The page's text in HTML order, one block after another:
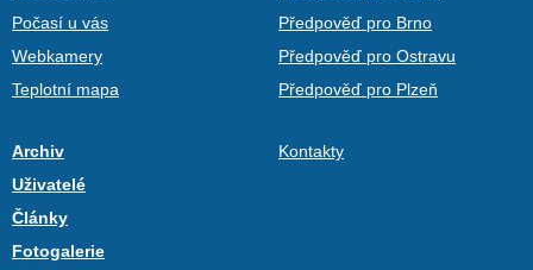
Počasí u vás
Webkamery
Teplotní mapa
Předpověď pro Brno
Předpověď pro Ostravu
Předpověď pro Plzeň
Archiv
Uživatelé
Články
Fotogalerie
Kontakty